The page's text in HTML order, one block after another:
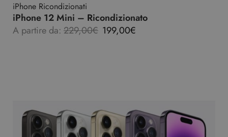
iPhone Ricondizionati
iPhone 12 Mini – Ricondizionato
A partire da: 229,00€ 199,00€